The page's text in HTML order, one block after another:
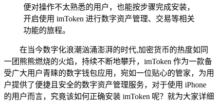
便对操作不太熟悉的用户，也能按步骤完成安装，
开启使用 imToken 进行数字资产管理、交易等相关
功能的旅程。
在当今数字化浪潮汹涌澎湃的时代,加密货币的热度如同
一团熊熊燃烧的火焰，持续不断地攀升，imToken 作为一款备
受广大用户青睐的数字钱包应用，宛如一位贴心的管家，为用
户提供了便捷且安全的数字资产管理服务，对于使用 iPhone
的用户而言，究竟该如何正确安装 imToken 呢？就为大家详细